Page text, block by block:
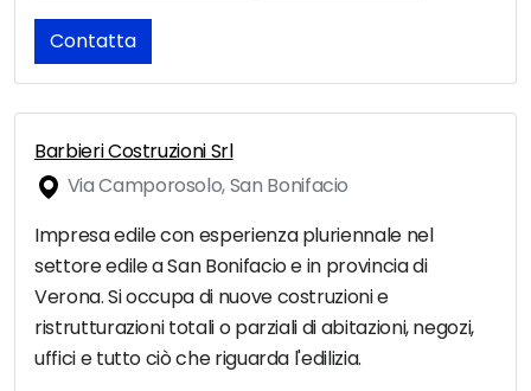
Contatta
Barbieri Costruzioni Srl
Via Camporosolo, San Bonifacio
Impresa edile con esperienza pluriennale nel
settore edile a San Bonifacio e in provincia di
Verona. Si occupa di nuove costruzioni e
ristrutturazioni totali o parziali di abitazioni, negozi,
uffici e tutto ciò che riguarda l'edilizia.